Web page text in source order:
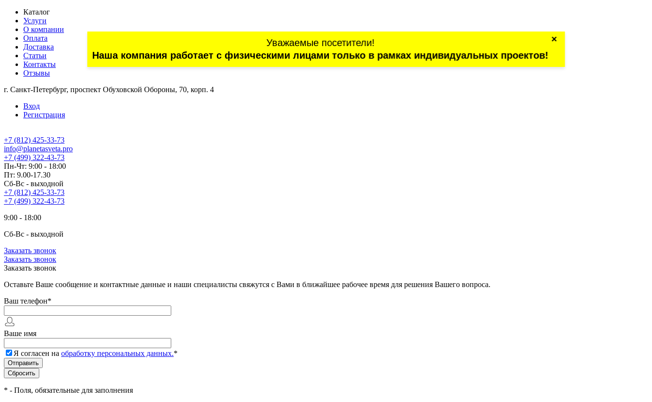
Каталог
Услуги
О компании
Оплата
Доставка
Статьи
Контакты
Отзывы
г. Санкт-Петербург, проспект Обуховской Обороны, 70, корп. 4
Вход
Регистрация
+7 (812) 425-33-73
Уважаемые посетители!
Наша компания работает с физическими лицами только в рамках индивидуальных проектов!
×
info@planetasveta.pro
+7 (499) 322-43-73
Пн-Чт: 9:00 - 18:00
Пт: 9.00-17.30
Сб-Вс - выходной
+7 (812) 425-33-73
+7 (499) 322-43-73
9:00 - 18:00
Сб-Вс - выходной
Заказать звонок
Заказать звонок
Заказать звонок
Оставьте Ваше сообщение и контактные данные и наши специалисты свяжутся с Вами в ближайшее рабочее время для решения Вашего вопроса.
Ваш телефон*
Ваше имя
Я согласен на обработку персональных данных.*
* - Поля, обязательные для заполнения